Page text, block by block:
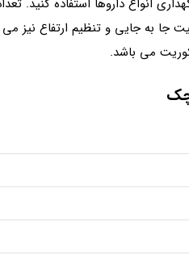
انواع داروها استفاده کنید.
دارای قابلیت جا به جایی و تنظیم ارتفاع
می باشد.